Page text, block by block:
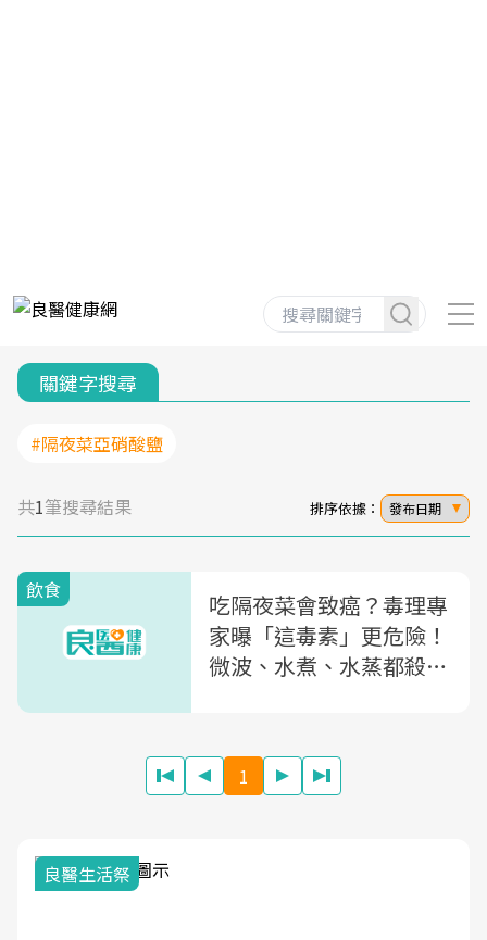
關鍵字搜尋
#隔夜菜亞硝酸鹽
共1筆搜尋結果 排序依據： 發布日期
飲食
吃隔夜菜會致癌？毒理專
家曝「這毒素」更危險！
微波、水煮、水蒸都殺不
1
良醫生活祭